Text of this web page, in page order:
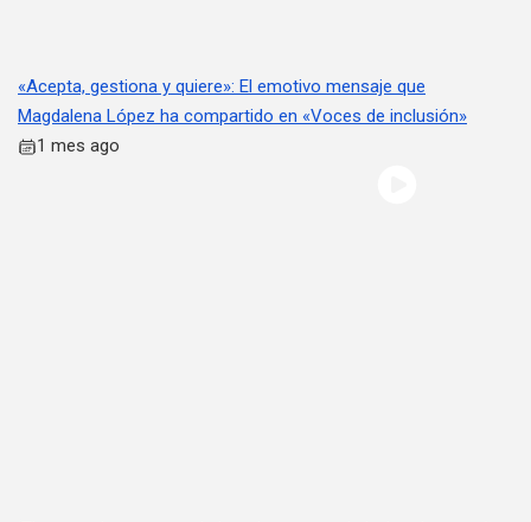
«Acepta, gestiona y quiere»: El emotivo mensaje que
Magdalena López ha compartido en «Voces de inclusión»
1 mes ago